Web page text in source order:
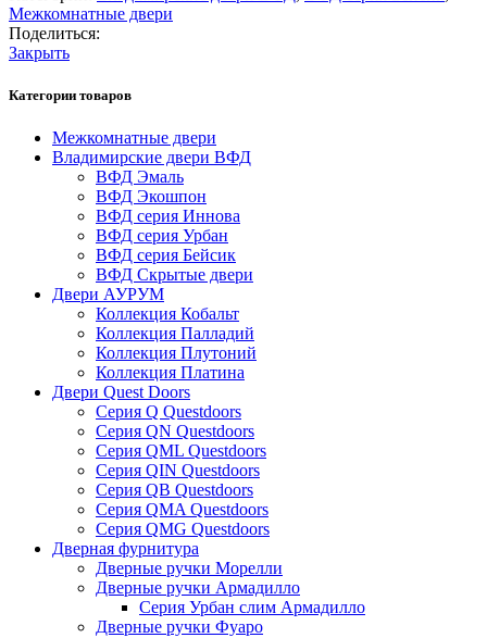
1ВР
Эмалекс
белый
ABС
Межкомнатные двери
Поделиться:
Закрыть
Категории товаров
Межкомнатные двери
Владимирские двери ВФД
ВФД Эмаль
ВФД Экошпон
ВФД серия Иннова
ВФД серия Урбан
ВФД серия Бейсик
ВФД Скрытые двери
Двери АУРУМ
Коллекция Кобальт
Коллекция Палладий
Коллекция Плутоний
Коллекция Платина
Двери Quest Doors
Серия Q Questdoors
Серия QN Questdoors
Серия QML Questdoors
Серия QIN Questdoors
Серия QB Questdoors
Серия QMA Questdoors
Серия QMG Questdoors
Дверная фурнитура
Дверные ручки Морелли
Дверные ручки Армадилло
Серия Урбан слим Армадилло
Дверные ручки Фуаро